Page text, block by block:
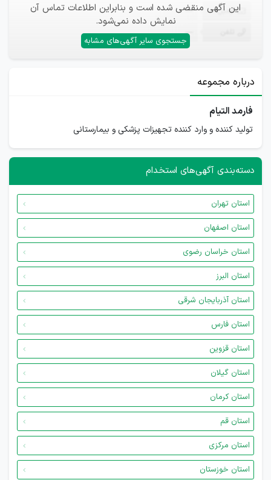
این آگهی منقضی شده است و بنابراین اطلاعات تماس آن
نمایش داده نمی‌شود.
جستجوی سایر آگهی‌های مشابه
ایمیل —
—
درباره مجموعه
فارمد التیام
تولید کننده و وارد کننده تجهیزات پزشکی و بیمارستانی
دسته‌بندی آگهی‌های استخدام
استان تهران
استان اصفهان
استان خراسان رضوی
استان البرز
استان آذربایجان شرقی
استان فارس
استان قزوین
استان گیلان
استان کرمان
استان قم
استان مرکزی
استان خوزستان